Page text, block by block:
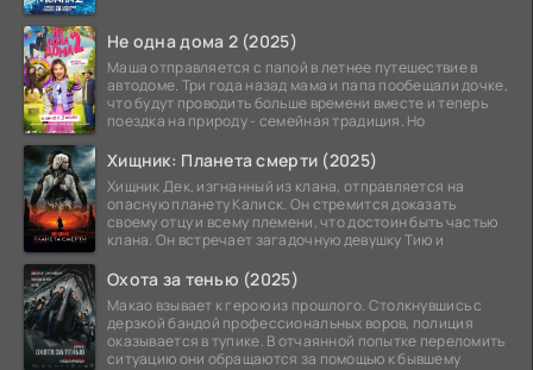
Не одна дома 2 (2025)
Маша отправляется с папой в летнее путешествие в
автодоме. Три года назад мама и папа пообещали дочке,
что будут проводить больше времени вместе и теперь
поездка на природу - семейная традиция. Но
Хищник: Планета смерти (2025)
Хищник Дек, изгнанный из клана, отправляется на
опасную планету Калиск. Он стремится доказать
своему отцу и всему племени, что достоин быть частью
клана. Он встречает загадочную девушку Тию и
Охота за тенью (2025)
Макао взывает к герою из прошлого. Столкнувшись с
дерзкой бандой профессиональных воров, полиция
оказывается в тупике. В отчаянной попытке переломить
ситуацию они обращаются за помощью к бывшему